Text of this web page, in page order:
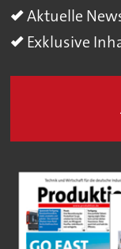
Aktuelle
Exklusive